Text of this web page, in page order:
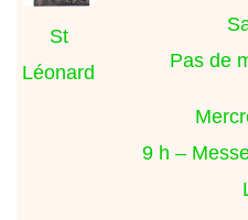
St
Léonard
Pas de
9 h –